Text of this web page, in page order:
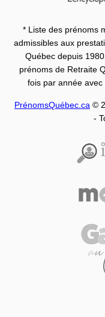
* Liste des prénoms
admissibles aux
Québec depuis
prénoms de Retraite
fois par année
PrénomsQuébec.ca ©
-